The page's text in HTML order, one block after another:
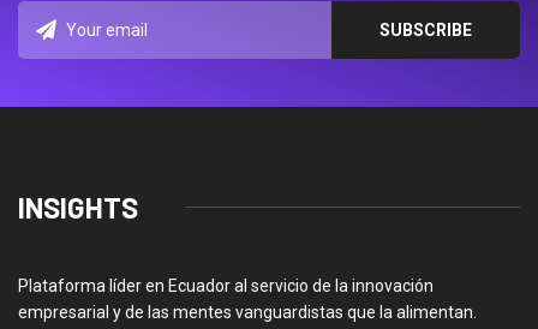
INSIGHTS
Plataforma líder en Ecuador al servicio de la innovación
empresarial y de las mentes vanguardistas que la alimentan.